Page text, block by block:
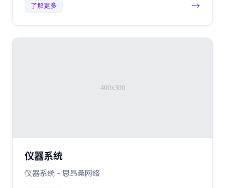
了解更多 →
仪器系统
仪器系统 - 思昂桑网络